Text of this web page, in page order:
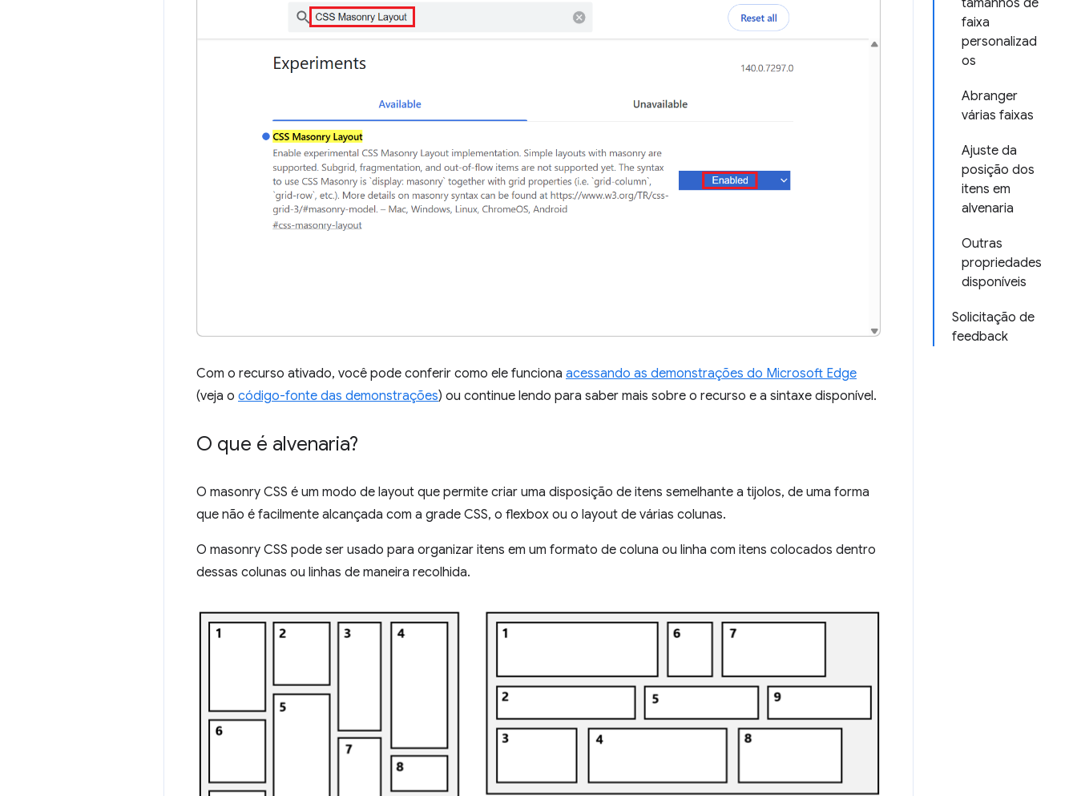
tamanhos de
faixa
personalizad
os
Abranger
várias faixas
Ajuste da
posição dos
itens em
alvenaria
Outras
propriedades
disponíveis
Solicitação de
feedback
Com o recurso ativado, você pode conferir como ele funciona acessando as demonstrações do Microsoft Edge
(veja o código-fonte das demonstrações) ou continue lendo para saber mais sobre o recurso e a sintaxe disponível.
O que é alvenaria?
O masonry CSS é um modo de layout que permite criar uma disposição de itens semelhante a tijolos, de uma forma
que não é facilmente alcançada com a grade CSS, o flexbox ou o layout de várias colunas.
O masonry CSS pode ser usado para organizar itens em um formato de coluna ou linha com itens colocados dentro
dessas colunas ou linhas de maneira recolhida.